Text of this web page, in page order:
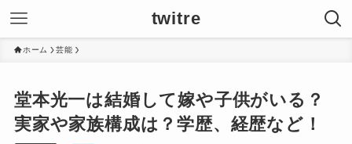
twitre
ホーム 芸能
堂本光一は結婚して嫁や子供がいる？
実家や家族構成は？学歴、経歴など！